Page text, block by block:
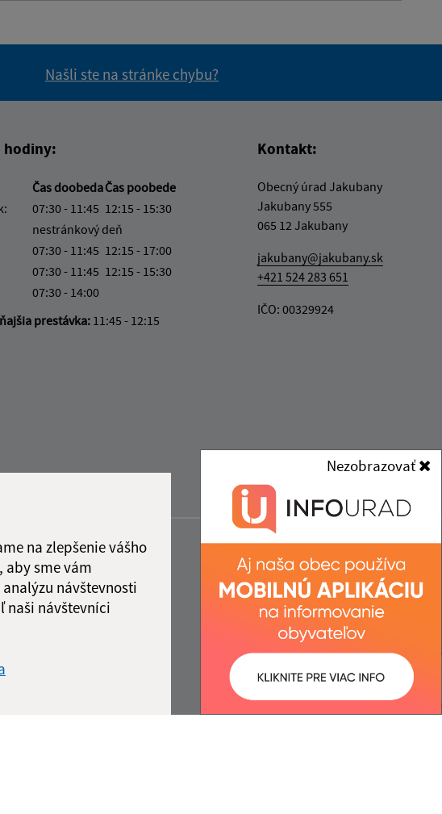
na zlepšenie vášho
aby sme vám
návštevnosti
naši návštevníci
Nezobrazovať
Našli ste na stránke chybu?
hodiny:
Čas doobedaČas poobede
07:30 - 11:45 12:15 - 15:30
nestránkový deň
07:30 - 11:45 12:15 - 17:00
07:30 - 11:45 12:15 - 15:30
07:30 - 14:00
prestávka: 11:45 - 12:15
Kontakt:
Obecný úrad Jakubany
Jakubany 555
065 12 Jakubany
jakubany@jakubany.sk
+421 524 283 651
IČO: 00329924